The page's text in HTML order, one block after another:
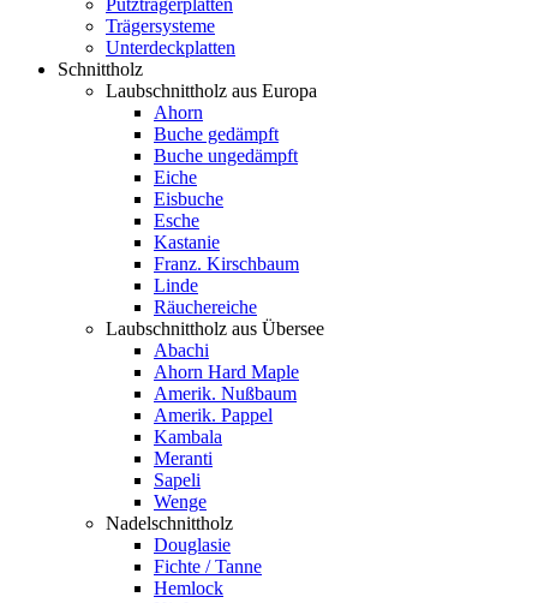
Trägersysteme
Unterdeckplatten
Schnittholz
Laubschnittholz aus Europa
Ahorn
Buche gedämpft
Buche ungedämpft
Eiche
Eisbuche
Esche
Kastanie
Franz. Kirschbaum
Linde
Räuchereiche
Laubschnittholz aus Übersee
Abachi
Ahorn Hard Maple
Amerik. Nußbaum
Amerik. Pappel
Kambala
Meranti
Sapeli
Wenge
Nadelschnittholz
Douglasie
Fichte / Tanne
Hemlock